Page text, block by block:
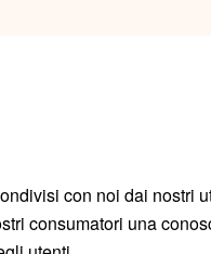
con noi dai nostri
consumatori una